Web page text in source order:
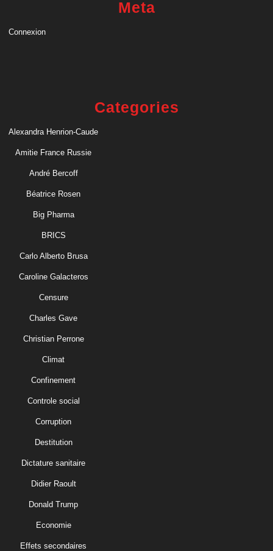
Meta
Connexion
Categories
Alexandra Henrion-Caude
Amitie France Russie
André Bercoff
Béatrice Rosen
Big Pharma
BRICS
Carlo Alberto Brusa
Caroline Galacteros
Censure
Charles Gave
Christian Perrone
Climat
Confinement
Controle social
Corruption
Destitution
Dictature sanitaire
Didier Raoult
Donald Trump
Economie
Effets secondaires